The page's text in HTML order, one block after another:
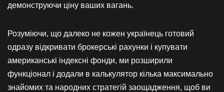
демонструючи ціну ваших вагань.
Розуміючи, що далеко не кожен українець готовий
одразу відкривати брокерські рахунки і купувати
американські індексні фонди, ми розширили
функціонал і додали в калькулятор кілька максимально
знайомих та народних стратегій заощадження, щоб ви